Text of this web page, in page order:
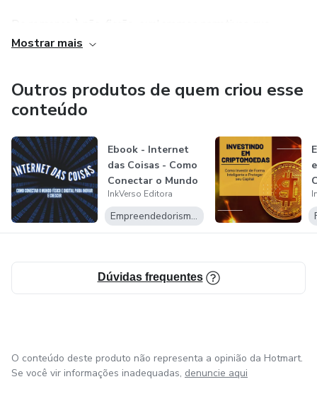
enriquecem mentes e corações.
publicar com liberdade e impacto.
encantam desde a primeira página.
Acreditamos que leitura é descoberta e cada eBook é um
portal para o novo.
InkVerso: onde a tinta encontra o verso e nasce uma nova
Mostrar mais
Outros produtos de quem criou esse
conteúdo
Ebook - Internet
das Coisas - Como
Conectar o Mundo
Físico e...
InkVerso Editora
Empreendedorismo Digital
Dúvidas frequentes
O conteúdo deste produto não representa a opinião da Hotmart.
Se você vir informações inadequadas, denuncie aqui